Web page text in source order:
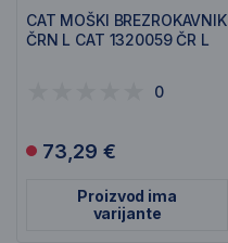
CAT MOŠKI BREZROKAVNIK
ČRN L CAT 1320059 ČR L
0
73,29 €
Proizvod ima
varijante